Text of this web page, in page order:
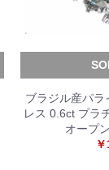
ブラジル産パラ
レス 0.6ct プラ
オープ